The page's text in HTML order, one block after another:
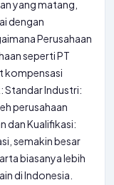
yang matang,
dengan
Perusahaan
seperti PT
kompensasi
Standar Industri:
perusahaan
dan Kualifikasi:
semakin besar
biasanya lebih
di Indonesia.